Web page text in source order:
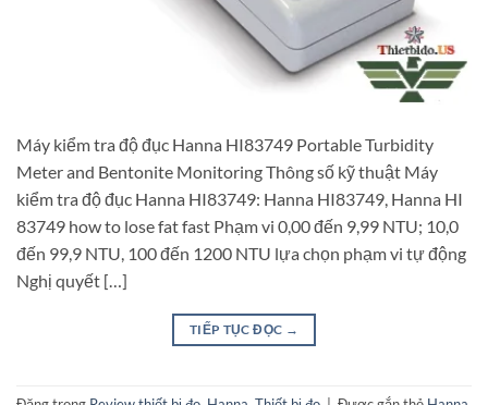
Máy kiểm tra độ đục Hanna HI83749 Portable Turbidity
Meter and Bentonite Monitoring Thông số kỹ thuật Máy
kiểm tra độ đục Hanna HI83749: Hanna HI83749, Hanna HI
83749 how to lose fat fast Phạm vi 0,00 đến 9,99 NTU; 10,0
đến 99,9 NTU, 100 đến 1200 NTU lựa chọn phạm vi tự động
Nghị quyết […]
TIẾP TỤC ĐỌC →